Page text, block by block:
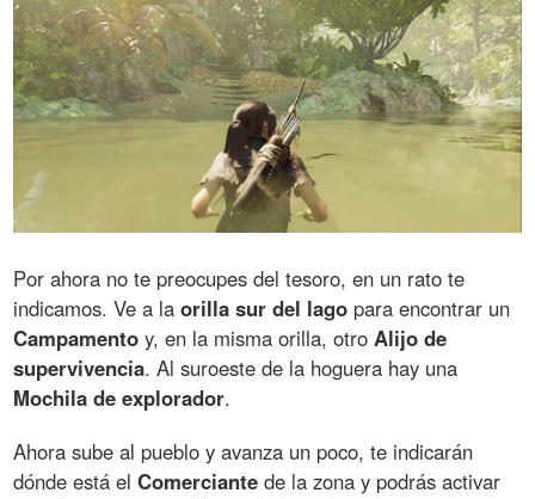
Por ahora no te preocupes del tesoro, en un rato te
indicamos. Ve a laorilla sur del lago para encontrar un
Campamento y, en la misma orilla, otroAlijo de
supervivencia. Al suroeste de la hoguera hay una
Mochila de explorador.
Ahora sube al pueblo y avanza un poco, te indicarán
dónde está elComerciante de la zona y podrás activar